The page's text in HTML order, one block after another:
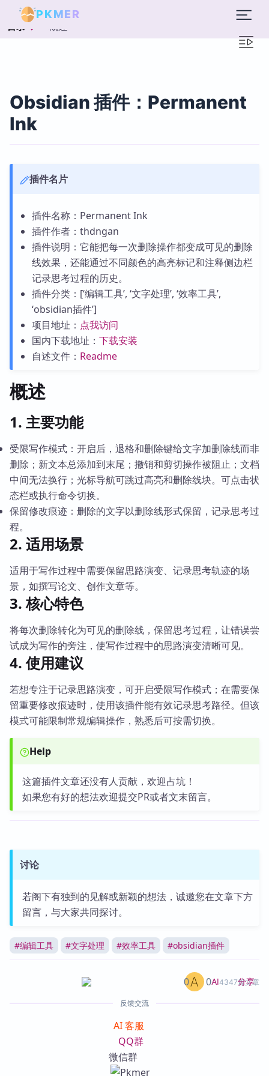
PKMER
目录 概述
Obsidian 插件：Permanent
Ink
插件名片
插件名称：Permanent Ink
插件作者：thdngan
插件说明：它能把每一次删除操作都变成可见的删除
线效果，还能通过不同颜色的高亮标记和注释侧边栏
记录思考过程的历史。
插件分类：[‘编辑工具’, ‘文字处理’, ‘效率工具’,
‘obsidian插件’]
项目地址： 点我访问
国内下载地址： 下载安装
自述文件： Readme
概述
1. 主要功能
受限写作模式：开启后，退格和删除键给文字加删除线而非
删除；新文本总添加到末尾；撤销和剪切操作被阻止；文档
中间无法换行；光标导航可跳过高亮和删除线块。可点击状
态栏或执行命令切换。
保留修改痕迹：删除的文字以删除线形式保留，记录思考过
程。
2. 适用场景
适用于写作过程中需要保留思路演变、记录思考轨迹的场
景，如撰写论文、创作文章等。
3. 核心特色
将每次删除转化为可见的删除线，保留思考过程，让错误尝
试成为写作的旁注，使写作过程中的思路演变清晰可见。
4. 使用建议
若想专注于记录思路演变，可开启受限写作模式；在需要保
留重要修改痕迹时，使用该插件能有效记录思考路径。但该
模式可能限制常规编辑操作，熟悉后可按需切换。
Help
这篇插件文章还没有人贡献，欢迎占坑！
如果您有好的想法欢迎提交PR或者文末留言。
讨论
若阁下有独到的见解或新颖的想法，诚邀您在文章下方
留言，与大家共同探讨。
#编辑工具 #文字处理 #效率工具 #obsidian插件
AI4347篇文章
0 0 分享
反馈交流
AI 客服
QQ群
微信群